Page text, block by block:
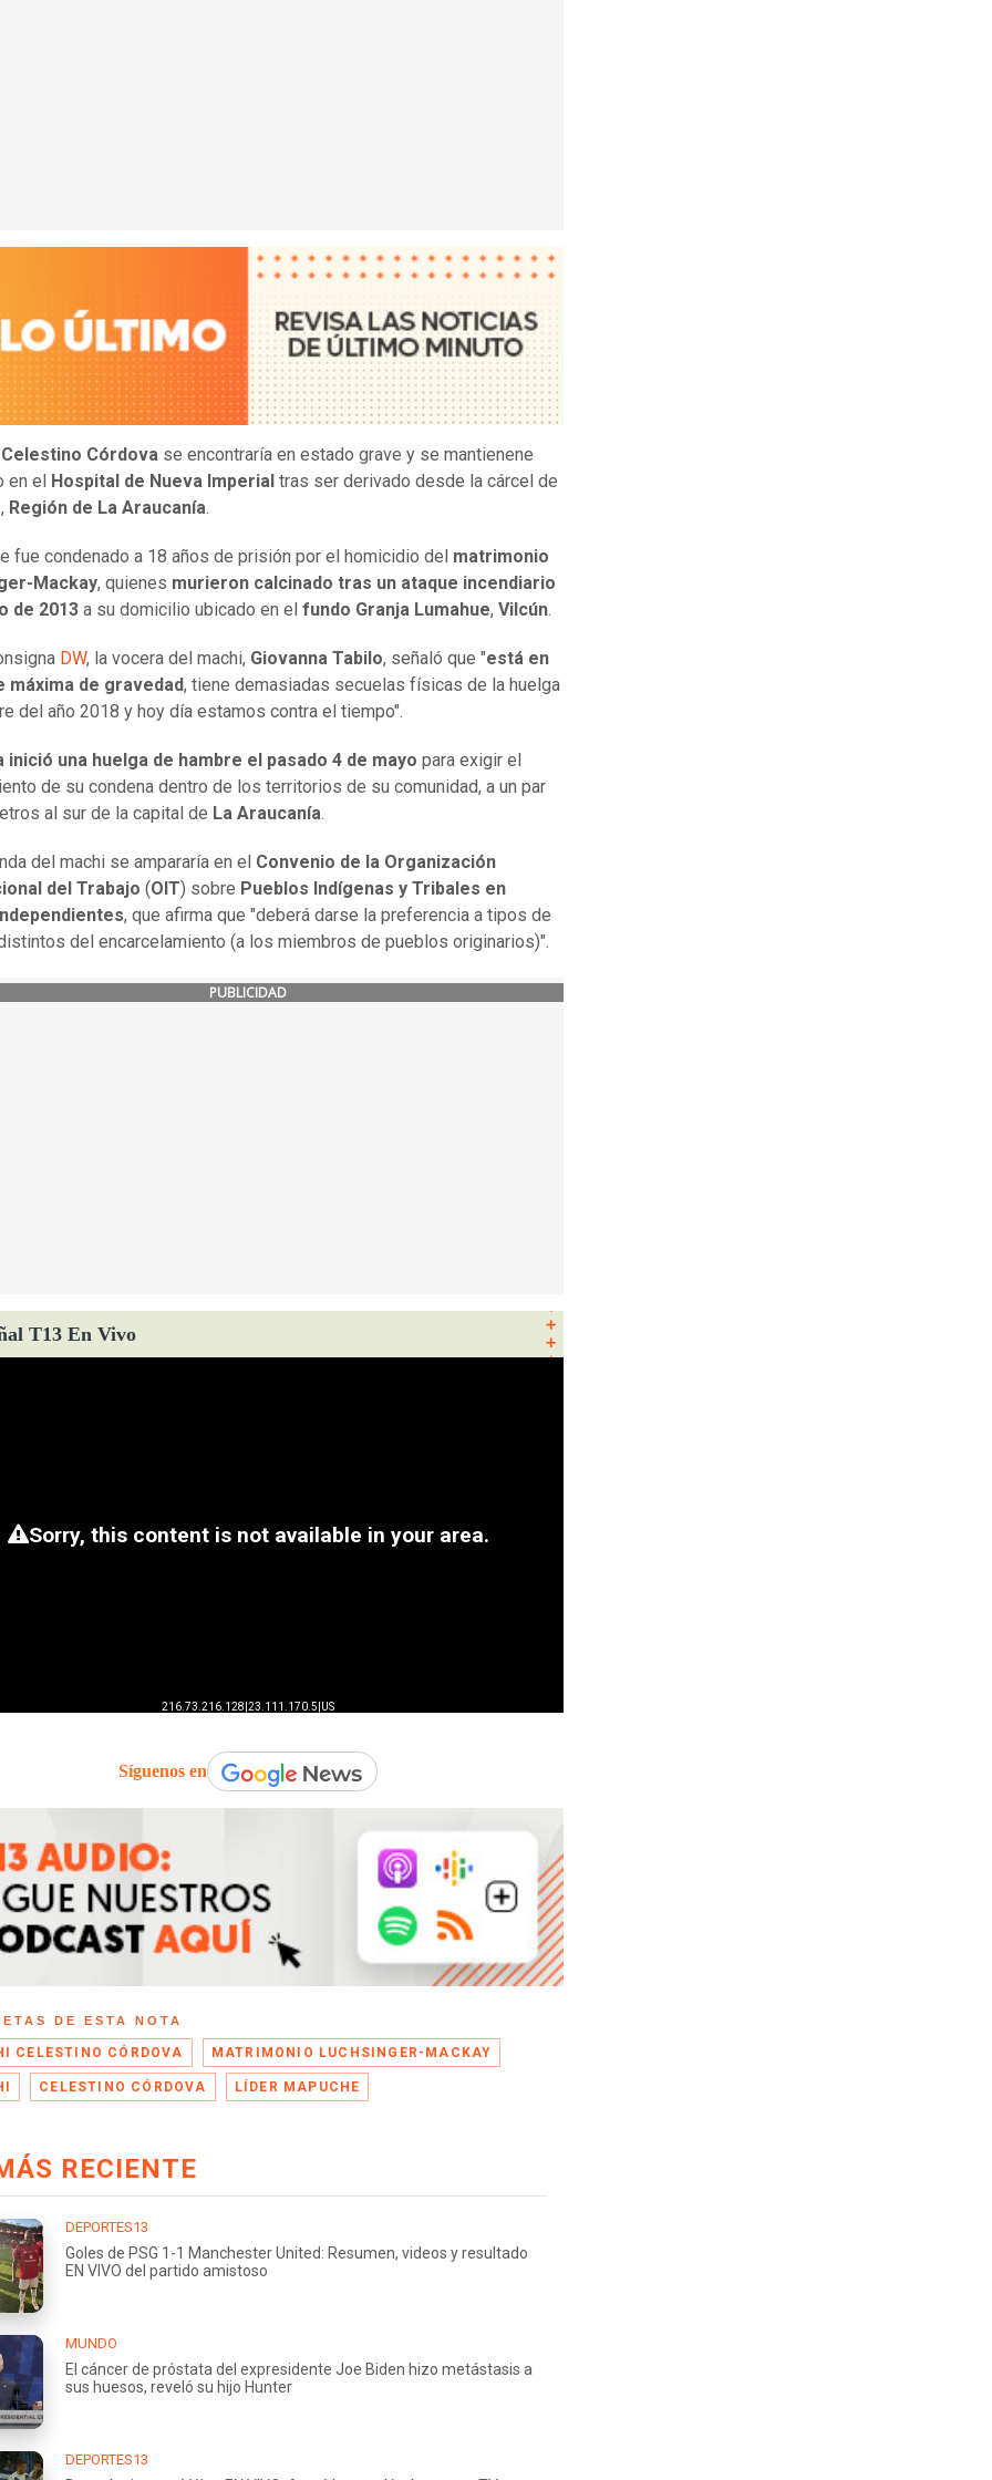
Celestino Córdova se encontraría en estado grave y se mantienene
en el
Hospital de Nueva Imperial tras ser derivado desde la cárcel de
, Región de La Araucanía.
fue condenado a 18 años de prisión por el homicidio del matrimonio
Mackay, quienes murieron calcinado tras un ataque incendiario
de 2013 a su domicilio ubicado en el fundo Granja Lumahue, Vilcún.
DW, la vocera del machi, Giovanna Tabilo, señaló que "está en
máxima de gravedad, tiene demasiadas secuelas físicas de la huelga
del año 2018 y hoy día estamos contra el tiempo".
inició una huelga de hambre el pasado 4 de mayo para exigir el
de su condena dentro de los territorios de su comunidad, a un par
al sur de la capital de La Araucanía.
del machi se ampararía en el Convenio de la Organización
del Trabajo (OIT) sobre Pueblos Indígenas y Tribales en
, que afirma que "deberá darse la preferencia a tipos de
del encarcelamiento (a los miembros de pueblos originarios)".
PUBLICIDAD
T13 En Vivo
Síguenos en
DE ESTA NOTA
CELESTINO CÓRDOVA MATRIMONIO LUCHSINGER-MACKAY
CELESTINO CÓRDOVA LÍDER MAPUCHE
RECIENTE
DEPORTES13
Goles de PSG 1-1 Manchester United: Resumen, videos y resultado
EN VIVO del partido amistoso
MUNDO
El cáncer de próstata del expresidente Joe Biden hizo metástasis a
sus huesos, reveló su hijo Hunter
DEPORTES13